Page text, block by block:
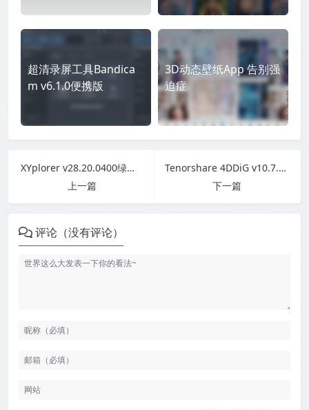
超清录屏工具Bandica
m v6.1.0便携版
3D动态壁纸App 告别强
迫症
XYplorer v28.20.0400绿色便携版
上一篇
Tenorshare 4DDiG v10.7.2.1高级版
下一篇
评论（没有评论）